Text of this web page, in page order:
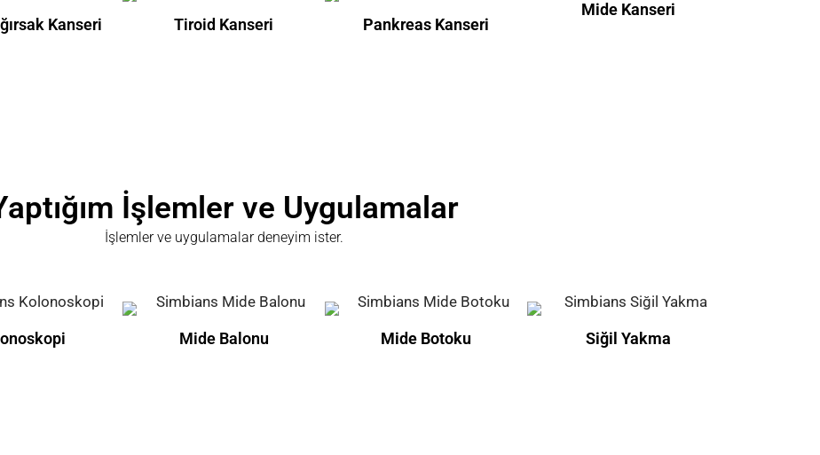
Kanseri
Tiroid Kanseri Pankreas Kanseri
Mide Kanseri
İşlemler ve Uygulamalar
İşlemler ve uygulamalar deneyim ister.
Mide Balonu Mide Botoku Siğil Yakma